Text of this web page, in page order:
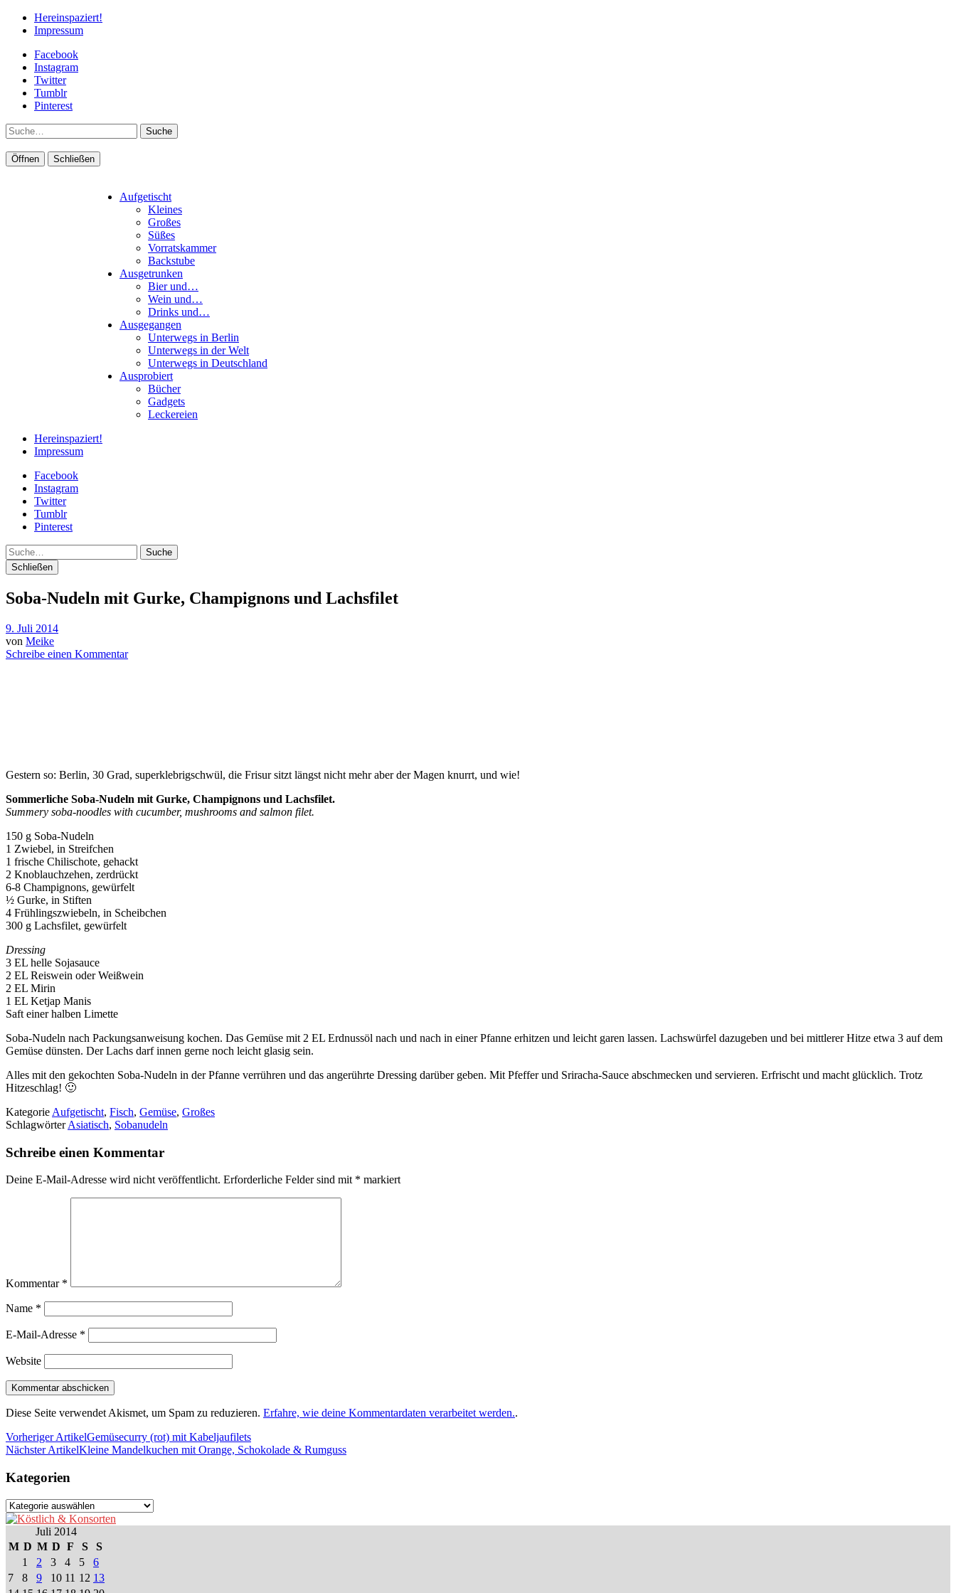
Hereinspaziert!
Impressum
Facebook
Instagram
Twitter
Tumblr
Pinterest
Suche
Öffnen Schließen
Aufgetischt
Kleines
Großes
Süßes
Vorratskammer
Backstube
Ausgetrunken
Bier und…
Wein und…
Drinks und…
Ausgegangen
Unterwegs in Berlin
Unterwegs in der Welt
Unterwegs in Deutschland
Ausprobiert
Bücher
Gadgets
Leckereien
Hereinspaziert!
Impressum
Facebook
Instagram
Twitter
Tumblr
Pinterest
Suche
Schließen
Soba-Nudeln mit Gurke, Champignons und Lachsfilet
9. Juli 2014
von Meike
Schreibe einen Kommentar
Gestern so: Berlin, 30 Grad, superklebrigschwül, die Frisur sitzt längst nicht mehr aber der Magen knurrt, und wie!
Sommerliche Soba-Nudeln mit Gurke, Champignons und Lachsfilet.
Summery soba-noodles with cucumber, mushrooms and salmon filet.
150 g Soba-Nudeln
1 Zwiebel, in Streifchen
1 frische Chilischote, gehackt
2 Knoblauchzehen, zerdrückt
6-8 Champignons, gewürfelt
½ Gurke, in Stiften
4 Frühlingszwiebeln, in Scheibchen
300 g Lachsfilet, gewürfelt
Dressing
3 EL helle Sojasauce
2 EL Reiswein oder Weißwein
2 EL Mirin
1 EL Ketjap Manis
Saft einer halben Limette
Soba-Nudeln nach Packungsanweisung kochen. Das Gemüse mit 2 EL Erdnussöl nach und nach in einer Pfanne erhitzen und leicht garen lassen. Lachswürfel dazugeben und bei mittlerer Hitze etwa 3 auf dem
Gemüse dünsten. Der Lachs darf innen gerne noch leicht glasig sein.
Alles mit den gekochten Soba-Nudeln in der Pfanne verrühren und das angerührte Dressing darüber geben. Mit Pfeffer und Sriracha-Sauce abschmecken und servieren. Erfrischt und macht glücklich. Trotz
Hitzeschlag! 🙂
Kategorie Aufgetischt, Fisch, Gemüse, Großes
SchlagwörterAsiatisch, Sobanudeln
Schreibe einen Kommentar
Deine E-Mail-Adresse wird nicht veröffentlicht. Erforderliche Felder sind mit * markiert
Kommentar *
Name *
E-Mail-Adresse *
Website
Diese Seite verwendet Akismet, um Spam zu reduzieren. Erfahre, wie deine Kommentardaten verarbeitet werden..
Vorheriger ArtikelGemüsecurry (rot) mit Kabeljaufilets
Nächster ArtikelKleine Mandelkuchen mit Orange, Schokolade & Rumguss
Kategorien
Kategorien
Juli 2014
M D M D F S
S
1
2 3 4 5
6
7
8 9 10 11 12 13